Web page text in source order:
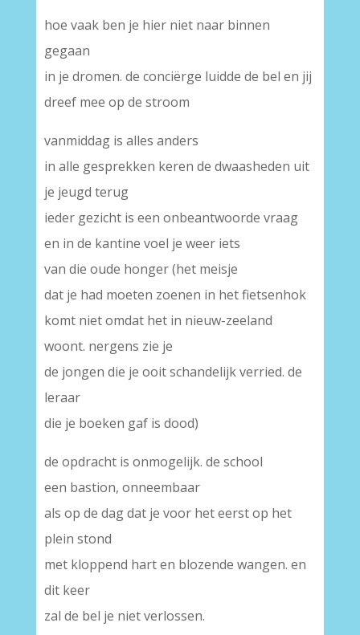
hoe vaak ben je hier niet naar binnen
gegaan
in je dromen. de conciërge luidde de bel en jij
dreef mee op de stroom
vanmiddag is alles anders
in alle gesprekken keren de dwaasheden uit
je jeugd terug
ieder gezicht is een onbeantwoorde vraag
en in de kantine voel je weer iets
van die oude honger (het meisje
dat je had moeten zoenen in het fietsenhok
komt niet omdat het in nieuw-zeeland
woont. nergens zie je
de jongen die je ooit schandelijk verried. de
leraar
die je boeken gaf is dood)
de opdracht is onmogelijk. de school
een bastion, onneembaar
als op de dag dat je voor het eerst op het
plein stond
met kloppend hart en blozende wangen. en
dit keer
zal de bel je niet verlossen.